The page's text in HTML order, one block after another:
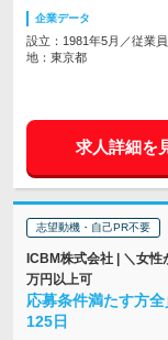
企業データ
設立：1981年5月／従業
地：東京都
求人詳細を
志望動機・自己PR不要
ICBM株式会社 | ＼女
万円以上可
応募条件満たす方
125日